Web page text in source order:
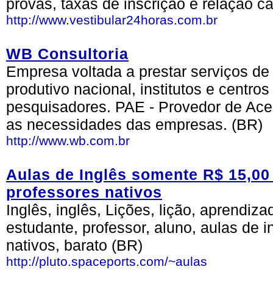
provas, taxas de inscrição e relação
http://www.vestibular24horas.com.br
WB Consultoria
Empresa voltada a prestar serviços
produtivo nacional, institutos e
pesquisadores. PAE - Provedor de
as necessidades das empresas. (BR)
http://www.wb.com.br
Aulas de Inglês somente R$
professores nativos
Inglês, inglês, Lições, lição,
estudante, professor, aluno, aulas de
nativos, barato (BR)
http://pluto.spaceports.com/~aulas